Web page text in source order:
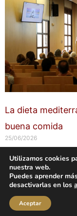
La dieta
buena comida
25/06/2026
Copyright © 2026
Sitio web protegido por
Utilizamos cookies
nuestra web.
Puedes aprender
desactivarlas en los
Aceptar